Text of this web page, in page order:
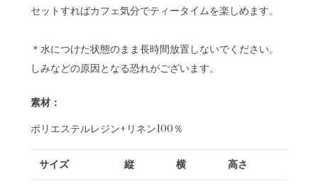
セットすればカフェ気分でティータイムを楽しめます。
＊水につけた状態のまま長時間放置しないでください。
しみなどの原因となる恐れがございます。
素材：
ポリエステルレジン+リネン100％
サイズ 縦 横 高さ